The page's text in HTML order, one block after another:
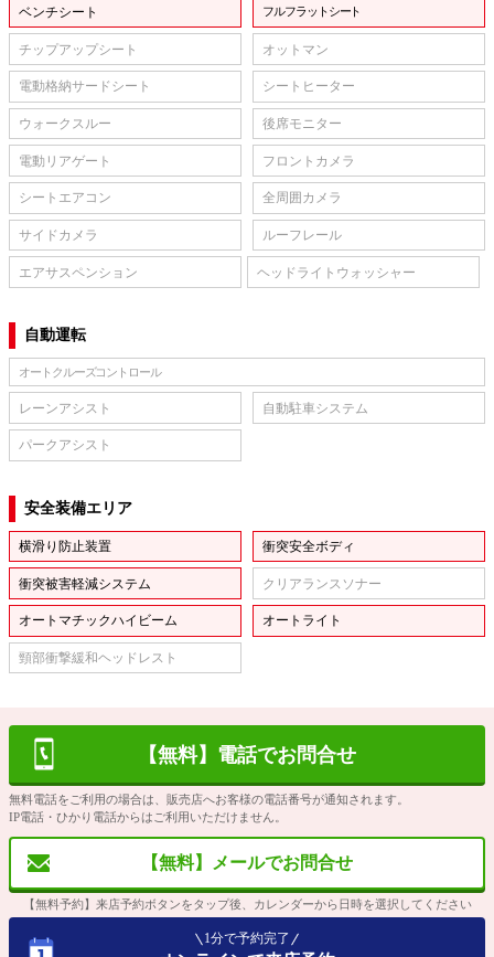
ベンチシート フルフラットシート
チップアップシート オットマン
電動格納サードシート シートヒーター
ウォークスルー 後席モニター
電動リアゲート フロントカメラ
シートエアコン 全周囲カメラ
サイドカメラ ルーフレール
エアサスペンション ヘッドライトウォッシャー
自動運転
オートクルーズコントロール
レーンアシスト 自動駐車システム
パークアシスト
安全装備エリア
横滑り防止装置 衝突安全ボディ
衝突被害軽減システム クリアランスソナー
オートマチックハイビーム オートライト
頸部衝撃緩和ヘッドレスト
【無料】電話でお問合せ
無料電話をご利用の場合は、販売店へお客様の電話番号が通知されます。
IP電話・ひかり電話からはご利用いただけません。
【無料】メールでお問合せ
【無料予約】来店予約ボタンをタップ後、カレンダーから日時を選択してください
1分で予約完了